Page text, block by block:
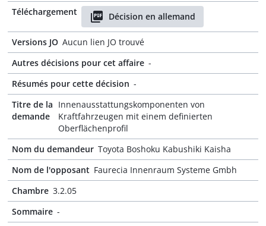
Téléchargement
Décision en allemand
Versions JO Aucun lien JO trouvé
Autres décisions pour cet affaire -
Résumés pour cette décision -
Titre de la
demande
Innenausstattungskomponenten von
Kraftfahrzeugen mit einem definierten
Oberflächenprofil
Nom du demandeur Toyota Boshoku Kabushiki Kaisha
Nom de l'opposant Faurecia Innenraum Systeme Gmbh
Chambre 3.2.05
Sommaire -